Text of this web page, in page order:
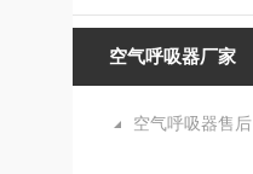
空气呼吸器厂家
空气呼吸器售后